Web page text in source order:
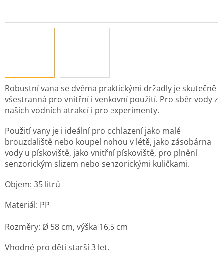
Robustní vana se dvěma praktickými držadly je skutečně
všestranná pro vnitřní i venkovní použití. Pro sběr vody z
našich vodních atrakcí i pro experimenty.
Použití vany je i ideální pro ochlazení jako malé
brouzdaliště nebo koupel nohou v létě, jako zásobárna
vody u pískoviště, jako vnitřní pískoviště, pro plnění
senzorickým slizem nebo senzorickými kuličkami.
Objem: 35 litrů
Materiál: PP
Rozměry: Ø 58 cm, výška 16,5 cm
Vhodné pro děti starší 3 let.